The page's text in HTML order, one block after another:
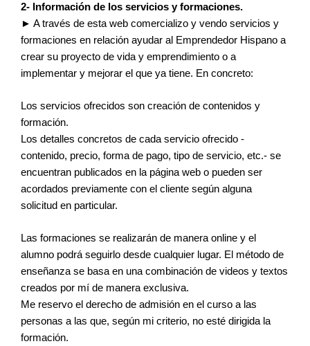
2- Información de los servicios y formaciones.
► A través de esta web comercializo y vendo servicios y
formaciones en relación ayudar al Emprendedor Hispano a
crear su proyecto de vida y emprendimiento o a
implementar y mejorar el que ya tiene. En concreto:
Los servicios ofrecidos son creación de contenidos y
formación.
Los detalles concretos de cada servicio ofrecido -
contenido, precio, forma de pago, tipo de servicio, etc.- se
encuentran publicados en la página web o pueden ser
acordados previamente con el cliente según alguna
solicitud en particular.
Las formaciones se realizarán de manera online y el
alumno podrá seguirlo desde cualquier lugar. El método de
enseñanza se basa en una combinación de videos y textos
creados por mí de manera exclusiva.
Me reservo el derecho de admisión en el curso a las
personas a las que, según mi criterio, no esté dirigida la
formación.